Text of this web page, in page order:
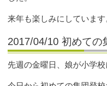
来年も楽しみにしていま
2017/04/10 初めての
先週の金曜日、娘が小学